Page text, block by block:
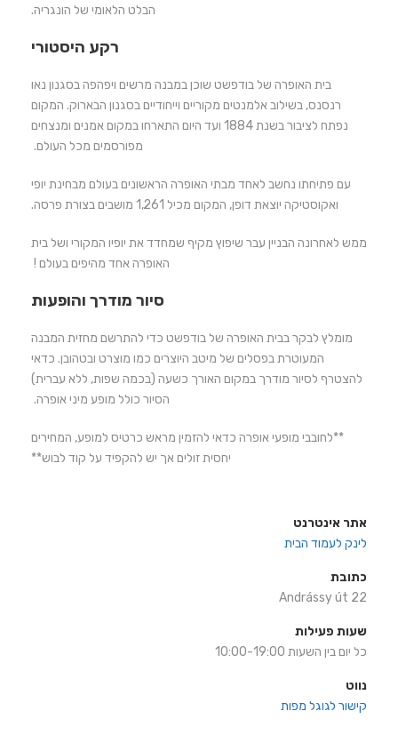
הבלט הלאומי של הונגריה.
רקע היסטורי
בית האופרה של בודפשט שוכן במבנה מרשים ויפהפה בסגנון נאו
רנסנס, בשילוב אלמנטים מקוריים וייחודיים בסגנון הבארוק. המקום
נפתח לציבור בשנת 1884 ועד היום התארחו במקום אמנים ומנצחים
מפורסמים מכל העולם.
עם פתיחתו נחשב לאחד מבתי האופרה הראשונים בעולם מבחינת יופי
ואקוסטיקה יוצאת דופן, המקום מכיל 1,261 מושבים בצורת פרסה.
ממש לאחרונה הבניין עבר שיפוץ מקיף שמחדד את יופיו המקורי ושל בית
האופרה אחד מהיפים בעולם !
סיור מודרך והופעות
מומלץ לבקר בבית האופרה של בודפשט כדי להתרשם מחזית המבנה
המעוטרת בפסלים של מיטב היוצרים כמו מוצרט ובטהובן. כדאי
להצטרף לסיור מודרך במקום האורך כשעה (בכמה שפות, ללא עברית)
הסיור כולל מופע מיני אופרה.
**לחובבי מופעי אופרה כדאי להזמין מראש כרטיס למופע, המחירים
יחסית זולים אך יש להקפיד על קוד לבוש**
אתר אינטרנט
לינק לעמוד הבית
כתובת
Andrássy út 22
שעות פעילות
כל יום בין השעות 10:00-19:00
נווט
קישור לגוגל מפות